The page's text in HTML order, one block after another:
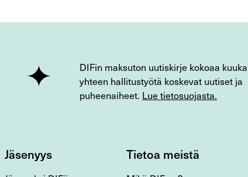
DIFin maksuton uutiskirje kokoaa
yhteen hallitustyötä koskevat uutiset ja
puheenaiheet. Lue tietosuojasta.
Jäsenyys Tietoa meistä